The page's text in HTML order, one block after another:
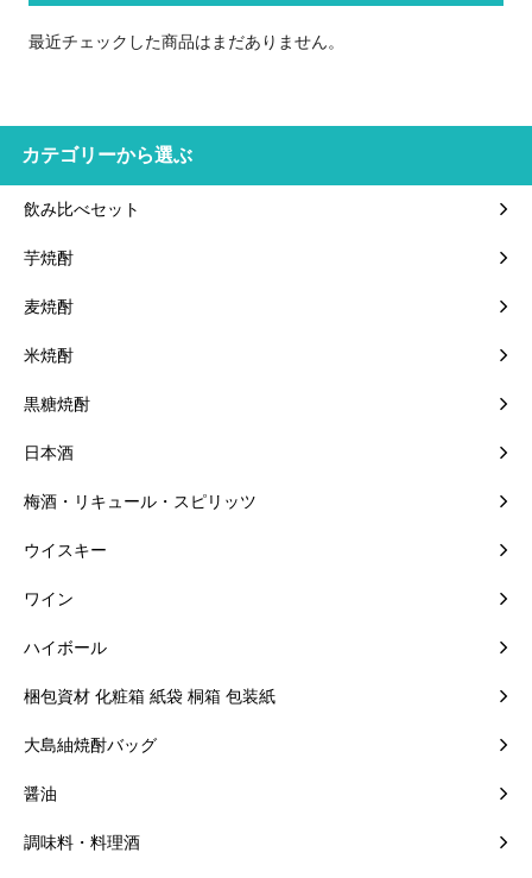
最近チェックした商品はまだありません。
カテゴリーから選ぶ
飲み比べセット
芋焼酎
麦焼酎
米焼酎
黒糖焼酎
日本酒
梅酒・リキュール・スピリッツ
ウイスキー
ワイン
ハイボール
梱包資材 化粧箱 紙袋 桐箱 包装紙
大島紬焼酎バッグ
醤油
調味料・料理酒